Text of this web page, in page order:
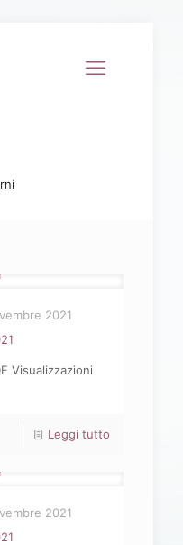
2021
Visualizzazioni
Leggi tutto-
2021